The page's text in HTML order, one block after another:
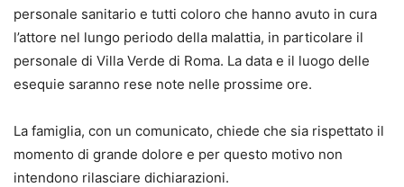
personale sanitario e tutti coloro che hanno avuto in cura
l’attore nel lungo periodo della malattia, in particolare il
personale di Villa Verde di Roma. La data e il luogo delle
esequie saranno rese note nelle prossime ore.
La famiglia, con un comunicato, chiede che sia rispettato il
momento di grande dolore e per questo motivo non
intendono rilasciare dichiarazioni.